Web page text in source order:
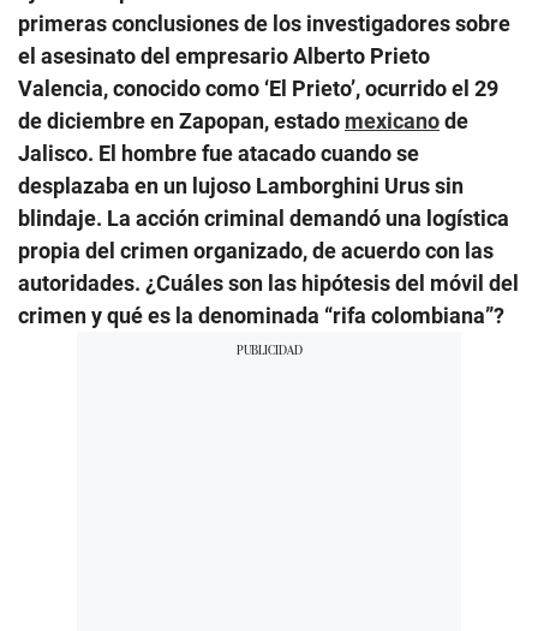
primeras conclusiones de los investigadores sobre
el asesinato del empresario Alberto Prieto
Valencia, conocido como ‘El Prieto’, ocurrido el 29
de diciembre en Zapopan, estado mexicanode
Jalisco. El hombre fue atacado cuando se
desplazaba en un lujoso Lamborghini Urus sin
blindaje. La acción criminal demandó una logística
propia del crimen organizado, de acuerdo con las
autoridades. ¿Cuáles son las hipótesis del móvil del
crimen y qué es la denominada “rifa colombiana”?